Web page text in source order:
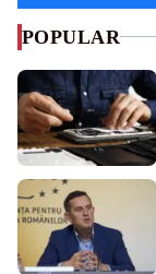
POPULAR